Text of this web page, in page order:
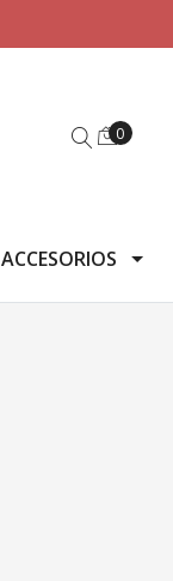
0
ACCESORIOS